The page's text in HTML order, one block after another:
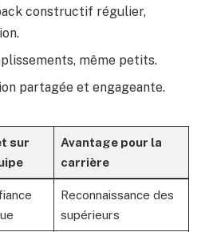
constructif régulier,
même petits.
partagée et engageante.
sur
Avantage pour la
carrière
Reconnaissance des
supérieurs